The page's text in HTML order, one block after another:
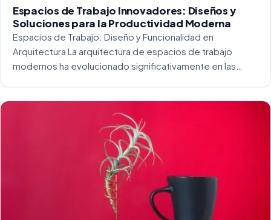
Espacios de Trabajo Innovadores: Diseños y
Soluciones para la Productividad Moderna
Espacios de Trabajo: Diseño y Funcionalidad en
Arquitectura La arquitectura de espacios de trabajo
modernos ha evolucionado significativamente en las